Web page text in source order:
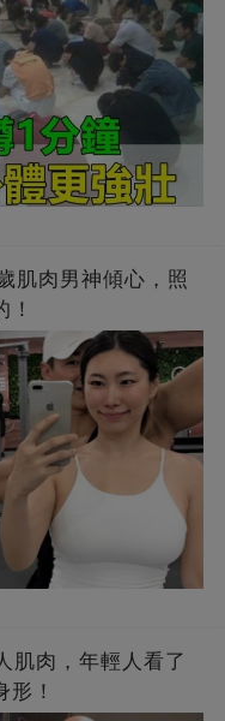
肌肉男神傾心，照
肌肉，年輕人看了
！